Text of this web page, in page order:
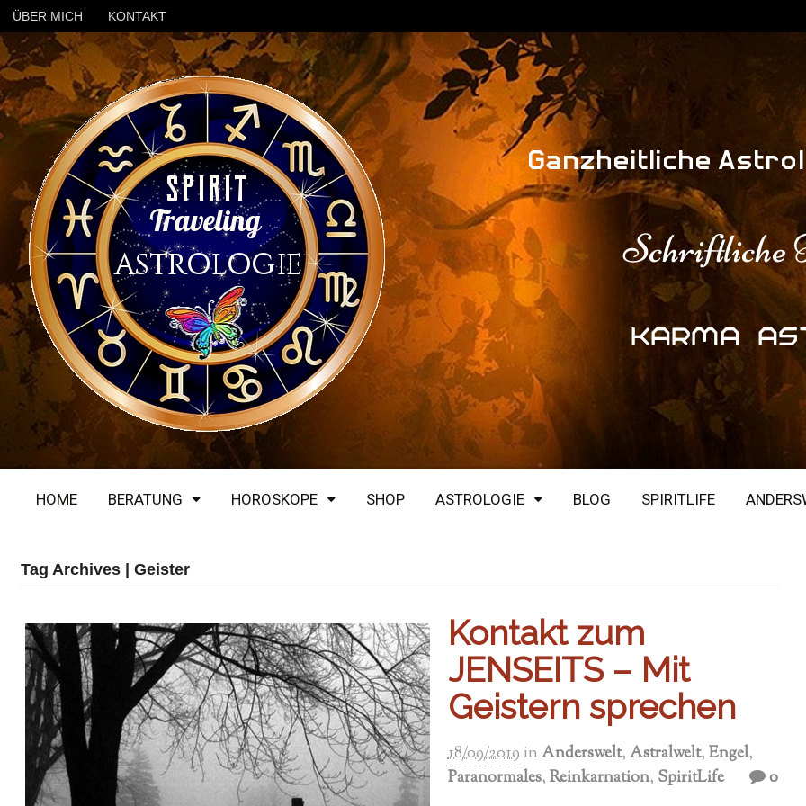
ÜBER MICH KONTAKT
HOME BERATUNG HOROSKOPE SHOP ASTROLOGIE BLOG SPIRITLIFE
Tag Archives | Geister
Kontakt zum
JENSEITS – Mit
Geistern sprechen
18/09/2019 inAnderswelt,Astralwelt,Engel,
Paranormales,Reinkarnation, SpiritLife 0